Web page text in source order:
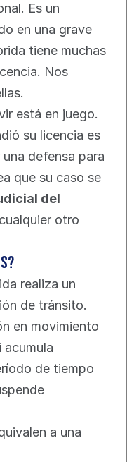
Es un
en una grave
tiene muchas
Nos
está en juego.
su licencia es
defensa para
que su caso se
del
otro
realiza un
de tránsito.
en movimiento
acumula
de tiempo